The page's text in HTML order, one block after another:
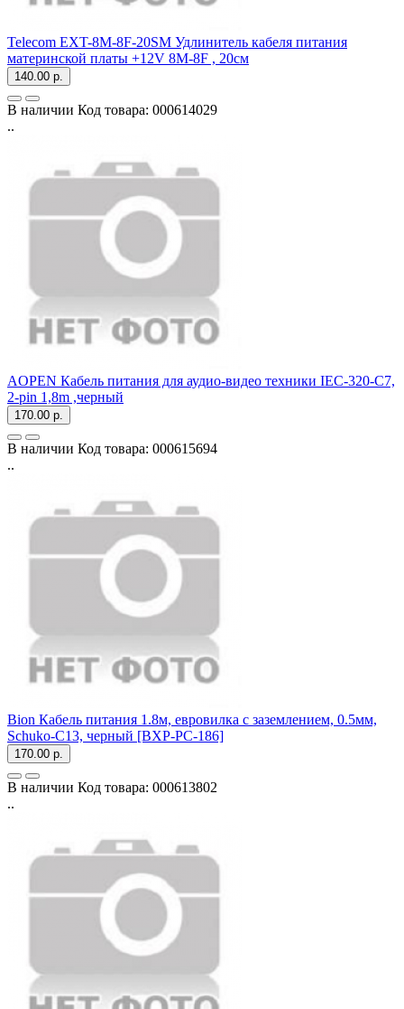
Telecom EXT-8M-8F-20SM Удлинитель кабеля питания
материнской платы +12V 8M-8F , 20см
140.00 р.
В наличии Код товара: 000614029
..
AOPEN Кабель питания для аудио-видео техники IEC-320-C7,
2-pin 1,8m ,черный
170.00 р.
В наличии Код товара: 000615694
..
Bion Кабель питания 1.8м, евровилка с заземлением, 0.5мм,
Schuko-C13, черный [BXP-PC-186]
170.00 р.
В наличии Код товара: 000613802
..